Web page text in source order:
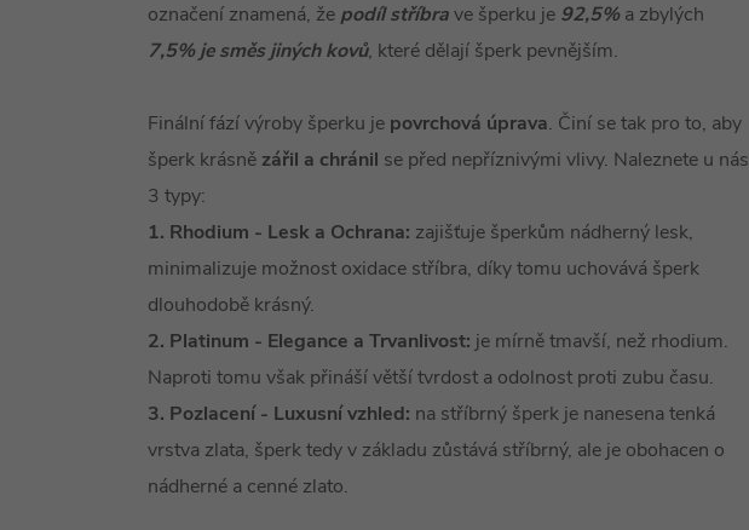
označení znamená, že podíl stříbrave šperku je 92,5%a zbylých
7,5% je směs jiných kovů, které dělají šperk pevnějším.
Finální fází výroby šperku je povrchová úprava. Činí se tak pro to, aby
šperk krásně zářil a chránil se před nepříznivými vlivy. Naleznete u nás
3 typy:
1. Rhodium - Lesk a Ochrana: zajišťuje šperkům nádherný lesk,
minimalizuje možnost oxidace stříbra, díky tomu uchovává šperk
dlouhodobě krásný.
2. Platinum - Elegance a Trvanlivost: je mírně tmavší, než rhodium.
Naproti tomu však přináší větší tvrdost a odolnost proti zubu času.
3. Pozlacení - Luxusní vzhled: na stříbrný šperk je nanesena tenká
vrstva zlata, šperk tedy v základu zůstává stříbrný, ale je obohacen o
nádherné a cenné zlato.